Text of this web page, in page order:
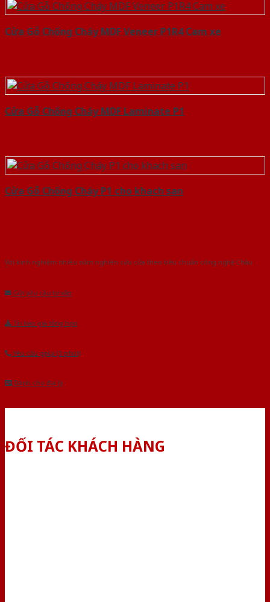
Cửa Gỗ Chống Cháy MDF Veneer P1R4 Cam xe
Cửa Gỗ Chống Cháy MDF Laminate P1
Cửa Gỗ Chống Cháy P1 cho khach san
Với kinh nghiệm nhiêu năm nghiên cứu cửa theo tiêu chuẩn công nghệ Châu
Gửi yêu cầu tư vấn
Tải báo giá tổng hợp
Yêu cầu gọi lại (3 phút)
Dành cho đại lý
ĐỐI TÁC KHÁCH HÀNG